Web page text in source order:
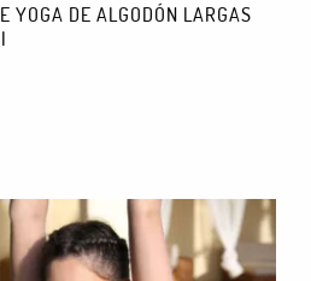
YOGA DE ALGODÓN LARGAS